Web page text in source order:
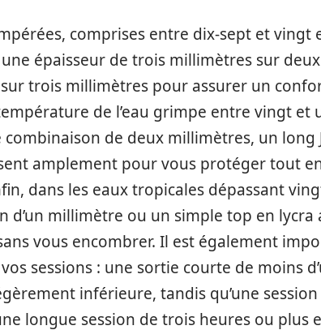
comprises entre dix-sept et vingt
épaisseur de trois millimètres sur
trois millimètres pour assurer un
de l’eau grimpe entre vingt et
combinaison de deux millimètres, un long
amplement pour vous protéger tout
dans les eaux tropicales dépassant
d’un millimètre ou un simple top en
vous encombrer. Il est également
sessions : une sortie courte de moins
inférieure, tandis qu’une
longue session de trois heures ou plus